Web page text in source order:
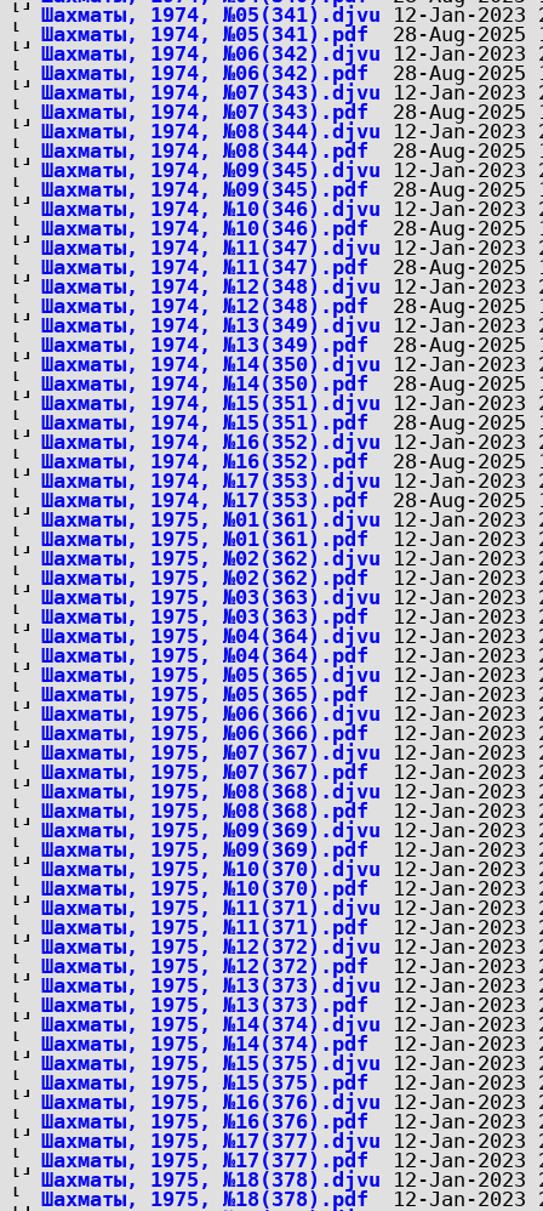
Шахматы, 1974, №05(341).djvu
Шахматы, 1974, №05(341).pdf
Шахматы, 1974, №06(342).djvu
Шахматы, 1974, №06(342).pdf
Шахматы, 1974, №07(343).djvu
Шахматы, 1974, №07(343).pdf
Шахматы, 1974, №08(344).djvu
Шахматы, 1974, №08(344).pdf
Шахматы, 1974, №09(345).djvu
Шахматы, 1974, №09(345).pdf
Шахматы, 1974, №10(346).djvu
Шахматы, 1974, №10(346).pdf
Шахматы, 1974, №11(347).djvu
Шахматы, 1974, №11(347).pdf
Шахматы, 1974, №12(348).djvu
Шахматы, 1974, №12(348).pdf
Шахматы, 1974, №13(349).djvu
Шахматы, 1974, №13(349).pdf
Шахматы, 1974, №14(350).djvu
Шахматы, 1974, №14(350).pdf
Шахматы, 1974, №15(351).djvu
Шахматы, 1974, №15(351).pdf
Шахматы, 1974, №16(352).djvu
Шахматы, 1974, №16(352).pdf
Шахматы, 1974, №17(353).djvu
Шахматы, 1974, №17(353).pdf
Шахматы, 1975, №01(361).djvu
Шахматы, 1975, №01(361).pdf
Шахматы, 1975, №02(362).djvu
Шахматы, 1975, №02(362).pdf
Шахматы, 1975, №03(363).djvu
Шахматы, 1975, №03(363).pdf
Шахматы, 1975, №04(364).djvu
Шахматы, 1975, №04(364).pdf
Шахматы, 1975, №05(365).djvu
Шахматы, 1975, №05(365).pdf
Шахматы, 1975, №06(366).djvu
Шахматы, 1975, №06(366).pdf
Шахматы, 1975, №07(367).djvu
Шахматы, 1975, №07(367).pdf
Шахматы, 1975, №08(368).djvu
Шахматы, 1975, №08(368).pdf
Шахматы, 1975, №09(369).djvu
Шахматы, 1975, №09(369).pdf
Шахматы, 1975, №10(370).djvu
Шахматы, 1975, №10(370).pdf
Шахматы, 1975, №11(371).djvu
Шахматы, 1975, №11(371).pdf
Шахматы, 1975, №12(372).djvu
Шахматы, 1975, №12(372).pdf
Шахматы, 1975, №13(373).djvu
Шахматы, 1975, №13(373).pdf
Шахматы, 1975, №14(374).djvu
Шахматы, 1975, №14(374).pdf
Шахматы, 1975, №15(375).djvu
Шахматы, 1975, №15(375).pdf
Шахматы, 1975, №16(376).djvu
Шахматы, 1975, №16(376).pdf
Шахматы, 1975, №17(377).djvu
Шахматы, 1975, №17(377).pdf
Шахматы, 1975, №18(378).djvu
Шахматы, 1975, №18(378).pdf